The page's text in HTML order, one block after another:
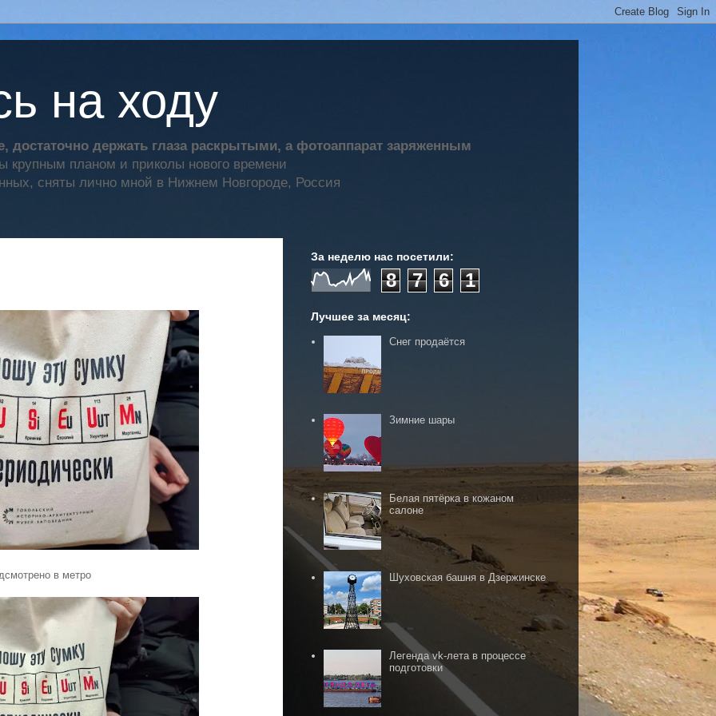
на ходу
достаточно держать глаза раскрытыми, а фотоаппарат заряженным
крупным планом и приколы нового времени
сняты лично мной в Нижнем Новгороде, Россия
в метро
За неделю нас посетили:
8 7 6 1
Лучшее за месяц:
Снег продаётся
Зимние шары
Белая пятёрка в кожаном
салоне
Шуховская башня в Дзержинске
Легенда vk-лета в процессе
подготовки